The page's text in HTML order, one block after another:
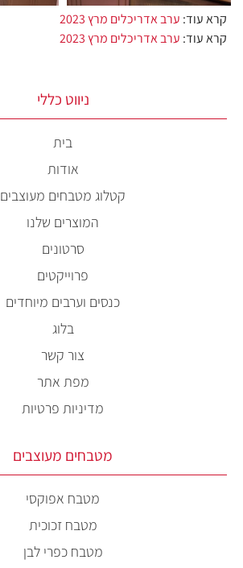
קרא עוד: ערב אדריכלים מרץ 2023
קרא עוד: ערב אדריכלים מרץ 2023
ניווט כללי
בית
אודות
קטלוג מטבחים מעוצבים
המוצרים שלנו
סרטונים
פרוייקטים
כנסים וערבים מיוחדים
בלוג
צור קשר
מפת אתר
מדיניות פרטיות
מטבחים מעוצבים
מטבח אפוקסי
מטבח זכוכית
מטבח כפרי לבן